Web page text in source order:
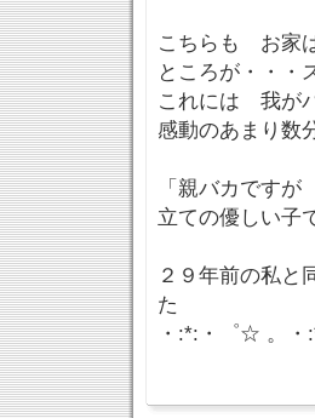
こちらも お家
ところが・・・
これには 我が
感動のあまり数
「親バカです
立ての優しい子
２９年前の私
た
・:*:・゜☆ 。